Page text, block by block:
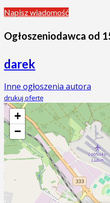
Napisz wiadomość
Ogłoszeniodawca od
darek
Inne ogłoszenia autora
drukuj ofertę
+
−